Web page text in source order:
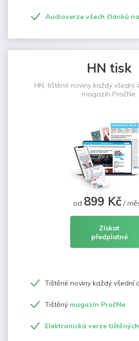
Audioverze všech článků
HN tisk
HN, tištěné noviny každý všední
magazín PročNe.
od 899 Kč/
Získat
předplatné
Tištěné noviny každý všední
Tištěný magazín PročNe
Elektronická verze